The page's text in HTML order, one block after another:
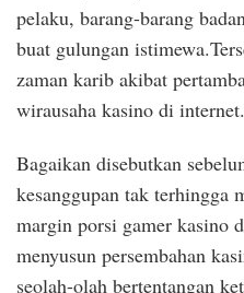
pelaku, barang-barang
buat gulungan
zaman karib akibat
wirausaha kasino di internet.
Bagaikan disebutkan
kesanggupan tak terhingga
margin porsi gamer kasino
menyusun persembahan
seolah-olah bertentangan